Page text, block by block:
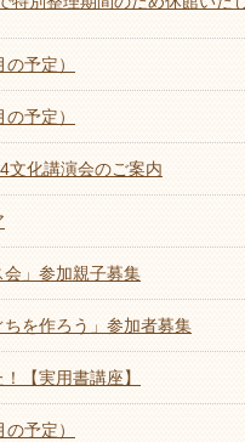
予定）
予定）
文化講演会のご案内
会」参加親子募集
を作ろう」参加者募集
【実用書講座】
予定）